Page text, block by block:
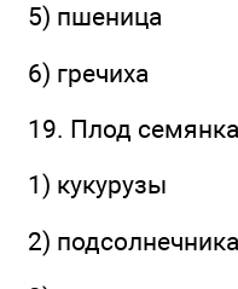
5) пшеница
6) гречиха
19. Плод
1) кукурузы
2) подсолнечника